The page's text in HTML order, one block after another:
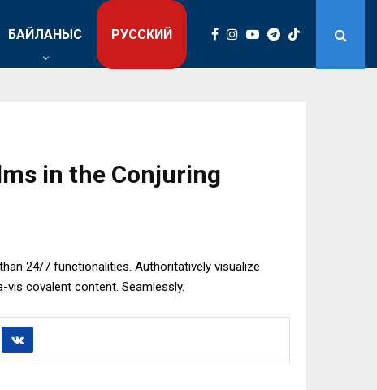
БАЙЛАНЫС РУССКИЙ
in the Conjuring
24/7 functionalities. Authoritatively visualize
covalent content. Seamlessly.